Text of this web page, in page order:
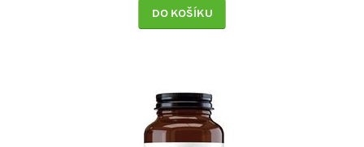
DO KOŠÍKU